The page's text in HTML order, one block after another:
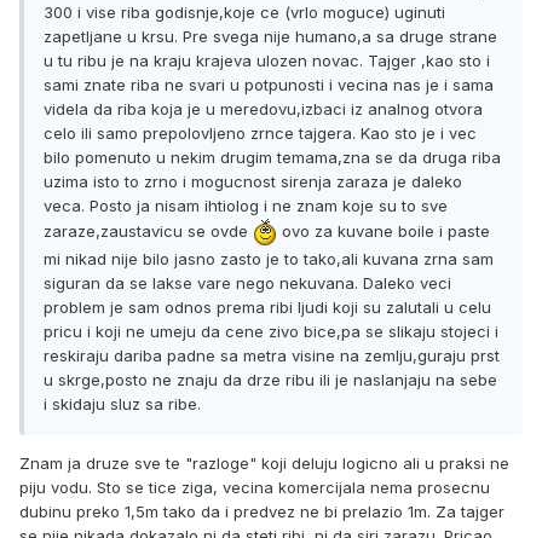
300 i vise riba godisnje,koje ce (vrlo moguce) uginuti
zapetljane u krsu. Pre svega nije humano,a sa druge strane
u tu ribu je na kraju krajeva ulozen novac. Tajger ,kao sto i
sami znate riba ne svari u potpunosti i vecina nas je i sama
videla da riba koja je u meredovu,izbaci iz analnog otvora
celo ili samo prepolovljeno zrnce tajgera. Kao sto je i vec
bilo pomenuto u nekim drugim temama,zna se da druga riba
uzima isto to zrno i mogucnost sirenja zaraza je daleko
veca. Posto ja nisam ihtiolog i ne znam koje su to sve
zaraze,zaustavicu se ovde
ovo za kuvane boile i paste
mi nikad nije bilo jasno zasto je to tako,ali kuvana zrna sam
siguran da se lakse vare nego nekuvana. Daleko veci
problem je sam odnos prema ribi ljudi koji su zalutali u celu
pricu i koji ne umeju da cene zivo bice,pa se slikaju stojeci i
reskiraju dariba padne sa metra visine na zemlju,guraju prst
u skrge,posto ne znaju da drze ribu ili je naslanjaju na sebe
i skidaju sluz sa ribe.
Znam ja druze sve te "razloge" koji deluju logicno ali u praksi ne
piju vodu. Sto se tice ziga, vecina komercijala nema prosecnu
dubinu preko 1,5m tako da i predvez ne bi prelazio 1m. Za tajger